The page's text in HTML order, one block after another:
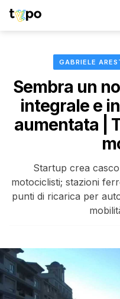
GABRIELE
Sembra un
integrale e
aumentata |
Startup crea
motociclisti; stazioni
punti di ricarica per